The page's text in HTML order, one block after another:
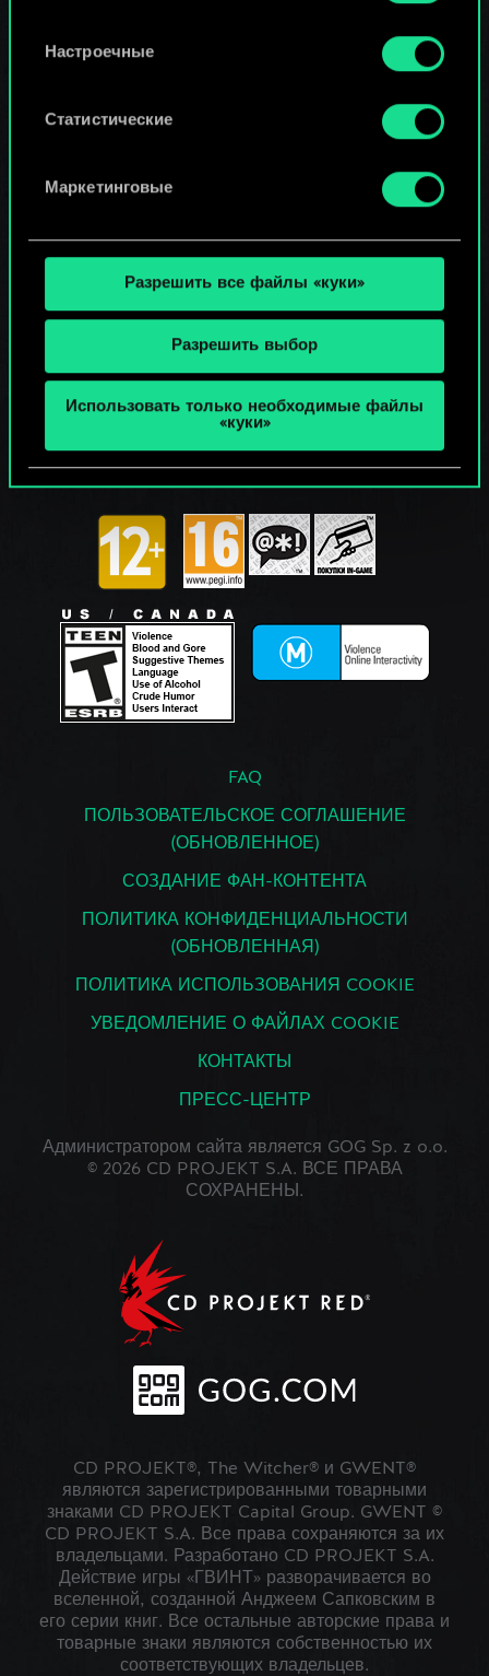
Найти подробную информацию о том, как мы
используем ваши файлы cookie, и изменить
«Настройки» ниже.
Настроечные
Статистические
Маркетинговые
Разрешить все файлы «куки»
Разрешить выбор
Использовать только необходимые файлы
«куки»
FAQ
ПОЛЬЗОВАТЕЛЬСКОЕ СОГЛАШЕНИЕ
(ОБНОВЛЕННОЕ)
СОЗДАНИЕ ФАН-КОНТЕНТА
ПОЛИТИКА КОНФИДЕНЦИАЛЬНОСТИ
(ОБНОВЛЕННАЯ)
ПОЛИТИКА ИСПОЛЬЗОВАНИЯ COOKIE
УВЕДОМЛЕНИЕ О ФАЙЛАХ COOKIE
КОНТАКТЫ
ПРЕСС-ЦЕНТР
Администратором сайта является GOG Sp. z o.o.
© 2026 CD PROJEKT S.A. ВСЕ ПРАВА
СОХРАНЕНЫ.
CD PROJEKT®, The Witcher® и GWENT®
являются зарегистрированными товарными
знаками CD PROJEKT Capital Group. GWENT ©
CD PROJEKT S.A. Все права сохраняются за их
владельцами. Разработано CD PROJEKT S.A.
Действие игры «ГВИНТ» разворачивается во
вселенной, созданной Анджеем Сапковским в
его серии книг. Все остальные авторские права и
товарные знаки являются собственностью их
соответствующих владельцев.